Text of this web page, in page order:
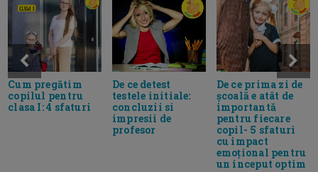
Cum pregătim
copilul pentru
clasa I: 4 sfaturi
De ce detest
testele initiale:
concluzii si
impresii de
profesor
De ce prima zi de
școală e atât de
importantă
pentru fiecare
copil- 5 sfaturi
cu impact
emoțional pentru
un inceput optim